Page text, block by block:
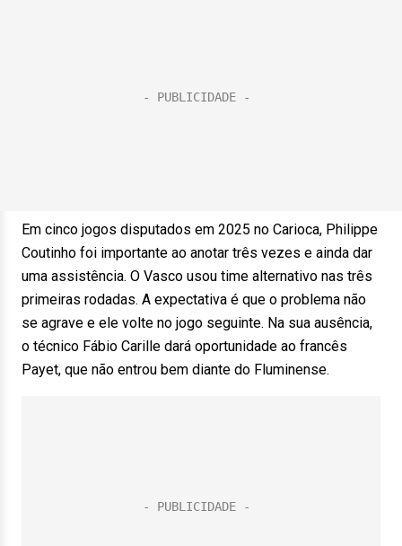
Em cinco jogos disputados em 2025 no Carioca, Philippe
Coutinho foi importante ao anotar três vezes e ainda dar
uma assistência. O Vasco usou time alternativo nas três
primeiras rodadas. A expectativa é que o problema não
se agrave e ele volte no jogo seguinte. Na sua ausência,
o técnico Fábio Carille dará oportunidade ao francês
Payet, que não entrou bem diante do Fluminense.